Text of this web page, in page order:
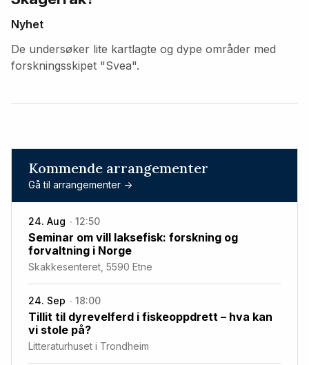
Nyhet
De undersøker lite kartlagte og dype områder med
forskningsskipet "Svea".
Kommende arrangementer
Gå til arrangementer ->
24. Aug 12:50
Seminar om vill laksefisk: forskning og
forvaltning i Norge
Skakkesenteret, 5590 Etne
24. Sep 18:00
Tillit til dyrevelferd i fiskeoppdrett – hva kan
vi stole på?
Litteraturhuset i Trondheim